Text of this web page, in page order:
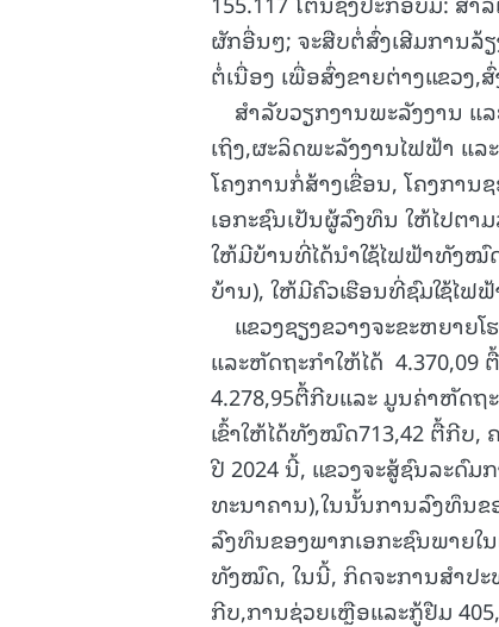
ຜັກອື່ນໆ; ຈະສືບຕໍ່ສົ່ງເສີມການລ້
ຕໍ່ເນື່ອງ ເພື່ອສົ່ງຂາຍຕ່າງແຂວງ,
ສໍາລັບວຽກງານພະລັງງານ ແລ
ເຖິງ,ຜະລິດພະລັງງານໄຟຟ້າ ແ
ໂຄງການກໍ່ສ້າງເຂື່ອນ, ໂຄງກາ
ເອກະຊົນເປັນຜູ້ລົງທຶນ ໃຫ້ໄປຕາ
ໃຫ້ມີບ້ານທີ່ໄດ້ນໍາໃຊ້ໄຟຟ້າທັງໝົດ
ບ້ານ), ໃຫ້ມີຄົວເຮືອນທີ່ຊົມໃຊ້ໄຟ
ແຂວງຊຽງຂວາງຈະຂະຫຍາຍ
ແລະຫັດຖະກຳໃຫ້ໄດ້
4.278,95ຕື້ກີບແລະ ມູນຄ່າຫັດຖ
ເຂົ້າໃຫ້ໄດ້ທັງໝົດ713,42 ຕື້ກີບ,
ປີ 2024 ນີ້, ແຂວງຈະສູ້ຊົນລະດົ
ທະນາຄານ),ໃນນັ້ນການລົງທຶນ
ລົງທຶນຂອງພາກເອກະຊົນພາຍໃ
ທັງໝົດ, ໃນນີ້, ກິດຈະການສໍາປະ
ກີບ,ການຊ່ວຍເຫຼືອແລະກູ້ຢືມ